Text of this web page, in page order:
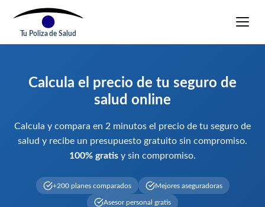
Tu Poliza de Salud
Calcula el precio de tu seguro de
salud online
Calcula y compara en 2 minutos el precio de tu seguro de
salud y recibe un presupuesto gratuito sin compromiso.
100% gratis y sin compromiso.
+200 planes comparados Mejores aseguradoras
Asesor personal gratis